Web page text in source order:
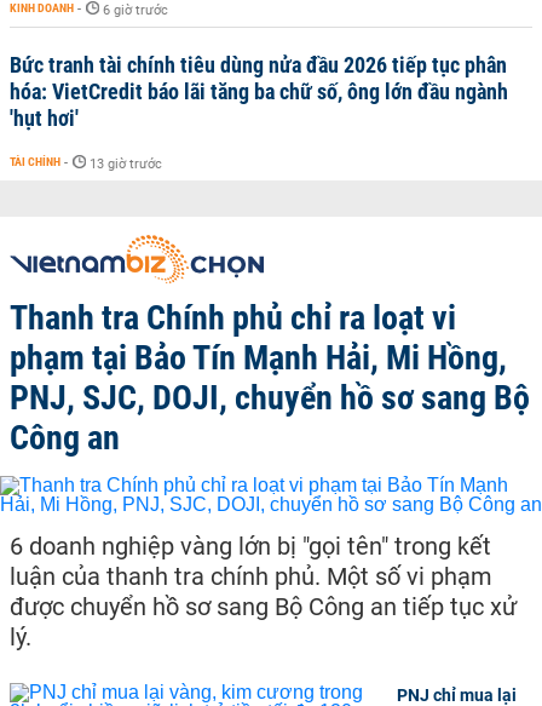
KINH DOANH - 6 giờ trước
Bức tranh tài chính tiêu dùng nửa đầu 2026 tiếp tục phân
hóa: VietCredit báo lãi tăng ba chữ số, ông lớn đầu ngành
'hụt hơi'
TÀI CHÍNH - 13 giờ trước
Thanh tra Chính phủ chỉ ra loạt vi
phạm tại Bảo Tín Mạnh Hải, Mi Hồng,
PNJ, SJC, DOJI, chuyển hồ sơ sang Bộ
Công an
6 doanh nghiệp vàng lớn bị "gọi tên" trong kết
luận của thanh tra chính phủ. Một số vi phạm
được chuyển hồ sơ sang Bộ Công an tiếp tục xử
lý.
PNJ chỉ mua lại